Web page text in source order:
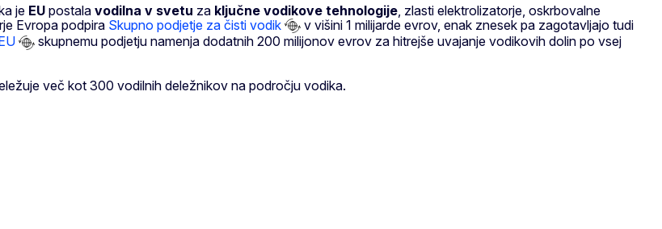
je EU postala vodilna v svetu za ključne vodikove tehnologije , zlasti elektrolizatorje, oskrbovalne
Evropa podpira Skupno podjetje za čisti vodik
v višini 1 milijarde evrov, enak znesek pa zagotavljajo tudi
skupnemu podjetju namenja dodatnih 200 milijonov evrov za hitrejše uvajanje vodikovih dolin po vsej
več kot 300 vodilnih deležnikov na področju vodika.